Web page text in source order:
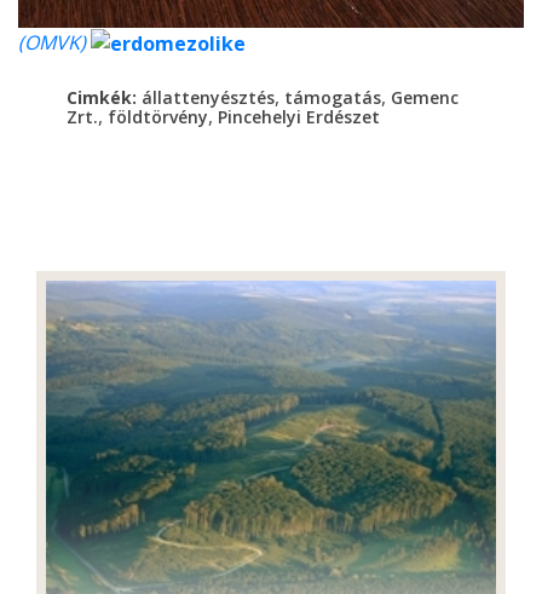
(OMVK)
Cimkék: állattenyésztés, támogatás, Gemenc
Zrt., földtörvény, Pincehelyi Erdészet